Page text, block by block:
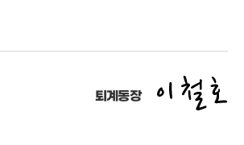
퇴계동장